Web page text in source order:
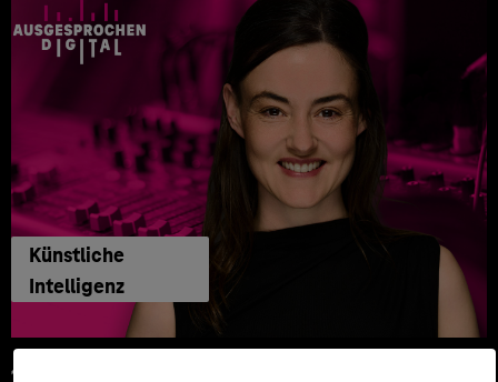
Künstliche
Intelligenz
12.03.2026